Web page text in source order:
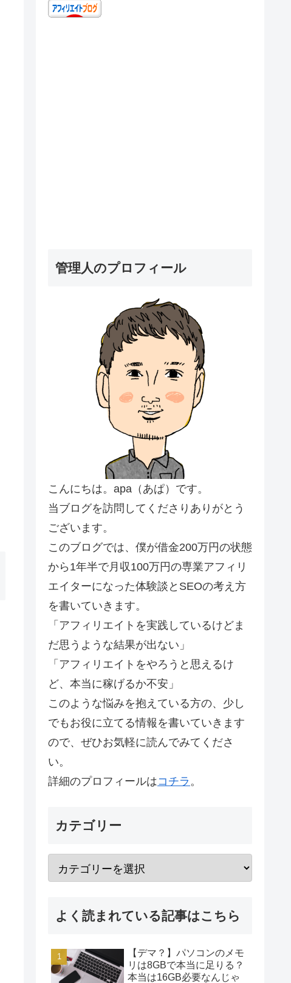
管理人のプロフィール
こんにちは。apa（あぱ）です。
当ブログを訪問してくださりありがとう
ございます。
このブログでは、僕が借金200万円の状態
から1年半で月収100万円の専業アフィリ
エイターになった体験談とSEOの考え方
を書いていきます。
「アフィリエイトを実践しているけどま
だ思うような結果が出ない」
「アフィリエイトをやろうと思えるけ
ど、本当に稼げるか不安」
このような悩みを抱えている方の、少し
でもお役に立てる情報を書いていきます
ので、ぜひお気軽に読んでみてくださ
い。
詳細のプロフィールはコチラ 。
カテゴリー
よく読まれている記事はこちら
【デマ？】パソコンのメモ
リは8GBで本当に足りる？
本当は16GB必要なんじゃ